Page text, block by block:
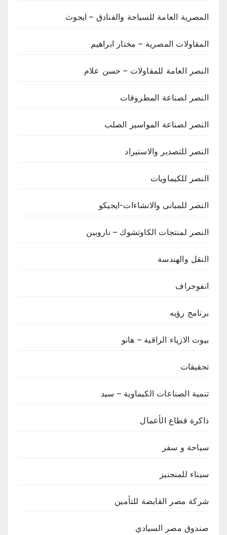
المصرية العامة للسياحة والفنادق – ايجوث
المقاولات المصرية – مختار ابراهيم
النصر العامة للمقاولات – حسن علام
النصر لصناعة المطروقات
النصر لصناعة المواسير الصلب
النصر للتصدير والاستيراد
النصر للكيماويات
النصر للمبانى والانشاءات-ايجيكو
النصر لمنتجات الكاوتشوك – ناروبين
النقل والهندسة
انفوجراف
برنامج رؤيه
بيوت الازياء الراقية – هانو
تحقيقات
تنمية الصناعات الكيماوية – سيد
ذاكرة قطاع الأعمال
سياحة و سفر
سيناء للمنجنيز
شركة مصر القابضة للتأمين
صندوق مصر السيادي